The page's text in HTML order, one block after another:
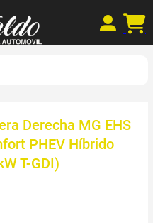
Derecha MG EHS
PHEV Híbrido
T-GDI)